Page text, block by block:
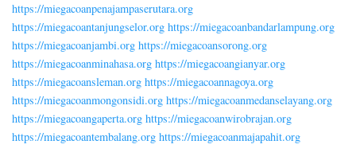
https://miegacoanpenajampaserutara.org
https://miegacoantanjungselor.org https://miegacoanbandarlampung.org
https://miegacoanjambi.org https://miegacoansorong.org
https://miegacoanminahasa.org https://miegacoangianyar.org
https://miegacoansleman.org https://miegacoannagoya.org
https://miegacoanmongonsidi.org https://miegacoanmedanselayang.org
https://miegacoangaperta.org https://miegacoanwirobrajan.org
https://miegacoantembalang.org https://miegacoanmajapahit.org